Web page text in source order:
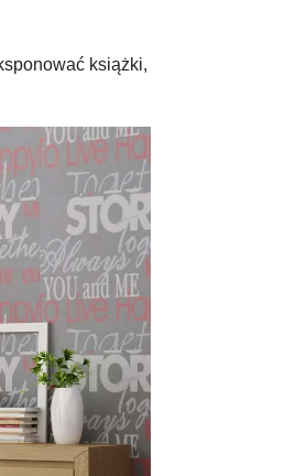
książki,